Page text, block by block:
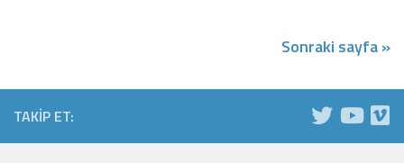
Sonraki sayfa »
TAKIP ET: